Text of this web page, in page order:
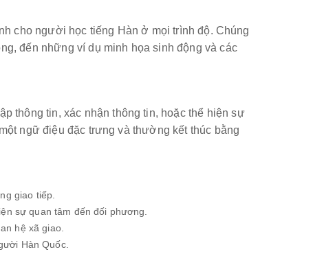
cho người học tiếng Hàn ở mọi trình độ. Chúng
đến những ví dụ minh họa sinh động và các
thông tin, xác nhận thông tin, hoặc thể hiện sự
ngữ điệu đặc trưng và thường kết thúc bằng
giao tiếp.
sự quan tâm đến đối phương.
hệ xã giao.
Hàn Quốc.